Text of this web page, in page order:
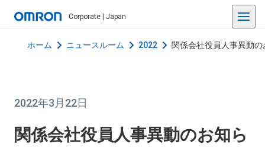
Corporate | Japan
ホーム ニュースルーム 2022 関係会社役員人事異動
2022年3月22日
関係会社役員人事異動のお知ら